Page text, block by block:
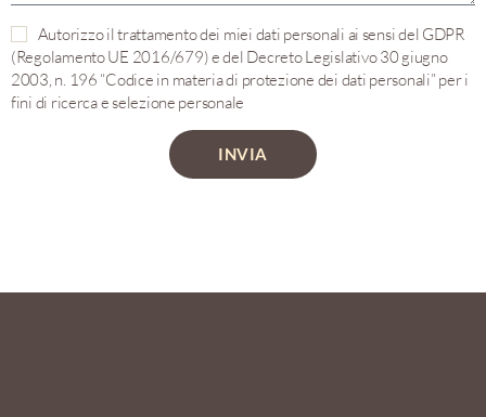
Autorizzo il trattamento dei miei dati personali ai sensi del GDPR
(Regolamento UE 2016/679) e del Decreto Legislativo 30 giugno
2003, n. 196 “Codice in materia di protezione dei dati personali” per i
fini di ricerca e selezione personale
INVIA